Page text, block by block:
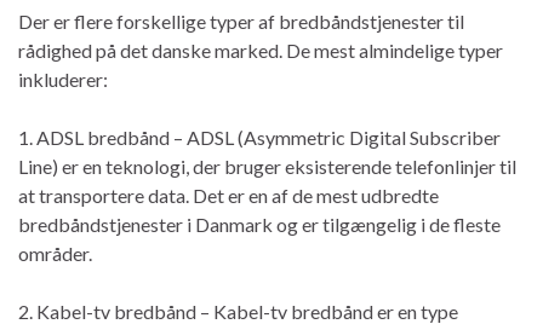
Der er flere forskellige typer af bredbåndstjenester til
rådighed på det danske marked. De mest almindelige typer
inkluderer:
1. ADSL bredbånd – ADSL (Asymmetric Digital Subscriber
Line) er en teknologi, der bruger eksisterende telefonlinjer til
at transportere data. Det er en af de mest udbredte
bredbåndstjenester i Danmark og er tilgængelig i de fleste
områder.
2. Kabel-tv bredbånd – Kabel-tv bredbånd er en type